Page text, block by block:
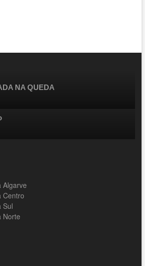
NA QUEDA
Algarve
Centro
Sul
Norte